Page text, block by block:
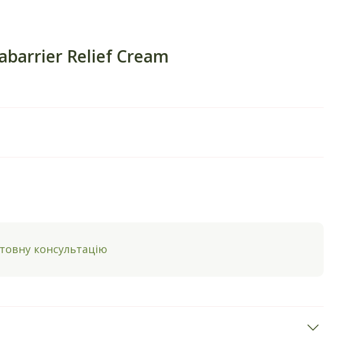
Relief Cream
консультацію